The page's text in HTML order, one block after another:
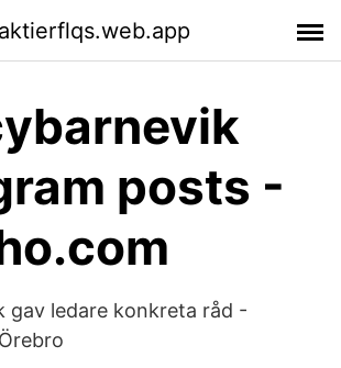
posts -
gav ledare konkreta råd -